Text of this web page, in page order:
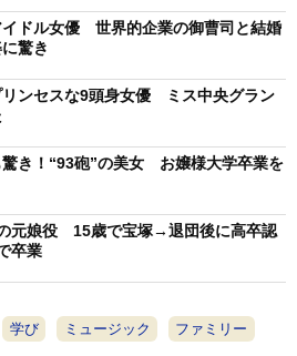
ので、人生がやり直せるうちに
いいのかなという判断で離婚し
口座も別で、子どももいない
離婚でした」と振り返った。心
な離婚だったので、恐ろしいぐ
直人生で1番元気ぐらいな、と
ますのでご心配なく」と知らせ
イドル女優 世界的企業の御曹司と結婚
驚き
リンセスな9頭身女優 ミス中央グラン
き！“93砲”の美女 お嬢様大学卒業を
の元娘役 15歳で宝塚→退団後に高卒認
卒業
学び ミュージック ファミリー